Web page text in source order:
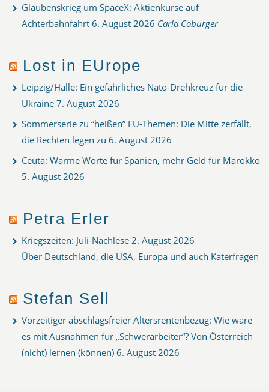
Glaubenskrieg um SpaceX: Aktienkurse auf
Achterbahnfahrt 6. August 2026 Carla Coburger
Lost in EUrope
Leipzig/Halle: Ein gefährliches Nato-Drehkreuz für die
Ukraine 7. August 2026
Sommerserie zu “heißen” EU-Themen: Die Mitte zerfällt,
die Rechten legen zu 6. August 2026
Ceuta: Warme Worte für Spanien, mehr Geld für Marokko
5. August 2026
Petra Erler
Kriegszeiten: Juli-Nachlese 2. August 2026
Über Deutschland, die USA, Europa und auch Katerfragen
Stefan Sell
Vorzeitiger abschlagsfreier Altersrentenbezug: Wie wäre
es mit Ausnahmen für „Schwerarbeiter“? Von Österreich
(nicht) lernen (können) 6. August 2026